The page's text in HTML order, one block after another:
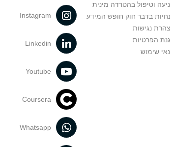
וטיפול בהטרדה מינית
בדבר חוק חופש המידע
נגישות
הפרטיות
שימוש
Instagram
Linkedin
Youtube
Coursera
Whatsapp